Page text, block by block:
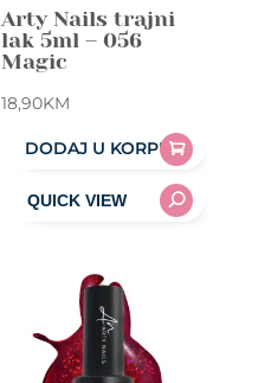
Arty Nails trajni
lak 5ml – 056
Magic
18,90KM
DODAJ U KORPU